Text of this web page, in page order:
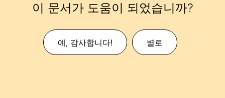
이 문서가 도움이 되었습니까?
예, 감사합니다! 별로